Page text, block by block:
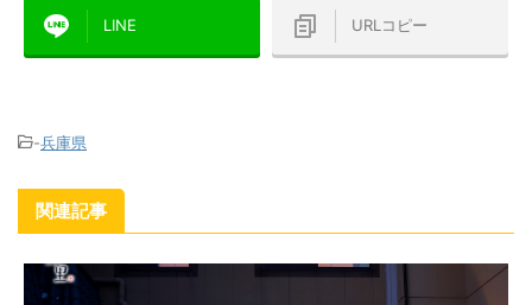
LINE URLコピー
-兵庫県
関連記事